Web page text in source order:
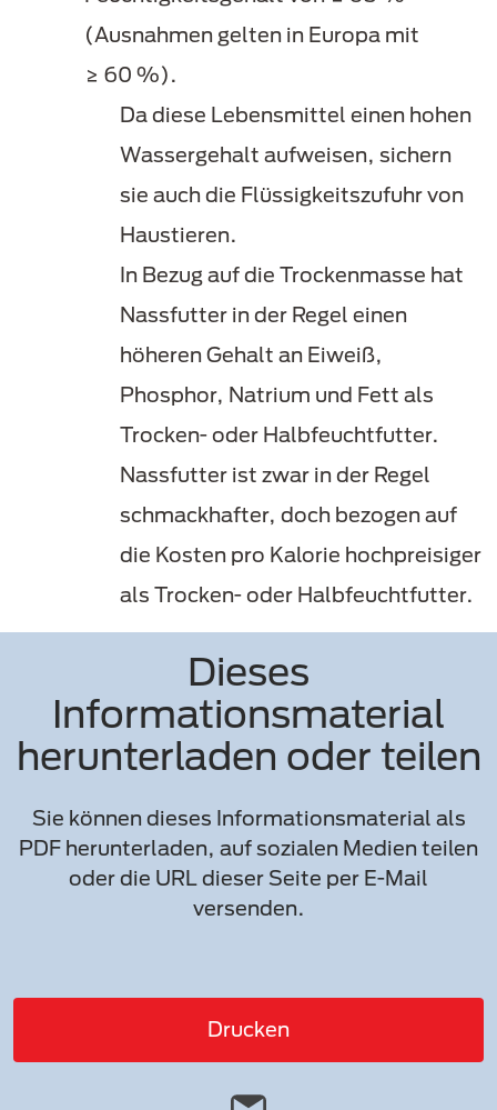
(Ausnahmen gelten in Europa mit
≥ 60 %).
Da diese Lebensmittel einen hohen
Wassergehalt aufweisen, sichern
sie auch die Flüssigkeitszufuhr von
Haustieren.
In Bezug auf die Trockenmasse hat
Nassfutter in der Regel einen
höheren Gehalt an Eiweiß,
Phosphor, Natrium und Fett als
Trocken- oder Halbfeuchtfutter.
Nassfutter ist zwar in der Regel
schmackhafter, doch bezogen auf
die Kosten pro Kalorie hochpreisiger
als Trocken- oder Halbfeuchtfutter.
Dieses
Informationsmaterial
herunterladen oder teilen
Sie können dieses Informationsmaterial als
PDF herunterladen, auf sozialen Medien teilen
oder die URL dieser Seite per E-Mail
versenden.
Drucken